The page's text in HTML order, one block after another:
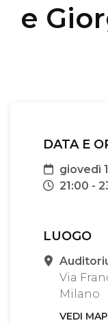
e
DATA E
Data
giovedì
Orari
21:00 -
LUOGO
Sede
Via
Milano
VEDI